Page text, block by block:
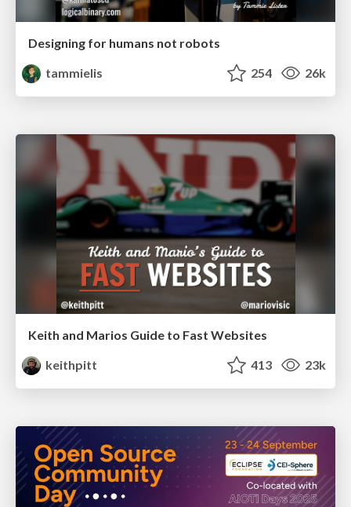
Designing for humans not robots
tammielis
254 26k
Keith and Marios Guide to Fast Websites
keithpitt
413 23k